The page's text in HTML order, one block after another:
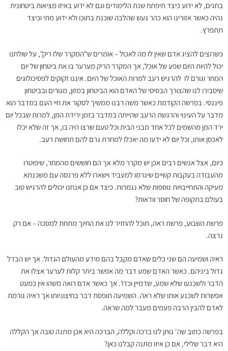
בחגים, לא ידוע כיצד תיפתח שנת הלימודים וגם לא ידוע באיזו מציאות ביטחונית
נהיה כאשר אזורינו הוא כהר געש שהלבה שוכנת בתוכו ולא ידוע מתי וכיצד
תתפרץ.
כשרוצים להציג אדם שאין לו מה לאכול – אומרים ש"המקרר שלו ריק", על שולחנו
יכול להיות היום שפע של אוכל, אך המקרר הריק מערער בו את ביטחון של יום
המחר וגורם לו להרגיש רעב למרות האוכל של היום. איננו זקוקים לפסיכולוגים
שיסבירו לנו שהצורך הבסיסי של האדם הוא הביטחון במזון, מגורים ובביטחון
פיננסי. בפרשה הקודמת כאשר משה רבנו ממשיך לסקור את חיי העם במדבר הוא
מדבר על העינוי והרגשת הרעב שהייתה במדבר בזמן ירידת המן, למרות שבכל יום
ירד המן מהשמים לכל אחד מבני הבית וכל טעם שרצו היה בו, אך זה שלא יכלו
לאכסן אותו, וכל יום לא ידעו מה יאכלו למחרת גרם להם תחושת רעב.
כיום, אצל אנשים רבים אכן יש מקרר מלא אך הם חוששים מהמחר, שיפוטרו
מהעבודה בעקבות קשיים שיגרמו למעביד וישארו ללא פרנסה עם משכנתא
מעיקה והתחייבויות נוספות שלא נגמרות. כיצד אם כן אנחנו יכולים להרגיש טוב
בעולם בתקופה של חוסר וודאות?
פרשת השבוע, פרשת ראה, תוכל להחזיר לנו את החיוך מתחת למסכה – אם רק
נרצה.
ראיה ושמיעה הם שני כלים שאדם מקבל בהם מידע מהעולם הגדול. אך יש הבדל
גדול ביניהם. כאשר האדם שמע דבר מה אפשר ביתר קלות לערער אצלו את
הדבר ולשכנעו שלא שמע, שדמיין וכדו'. אך כאשר אדם רואה משהו אין כמעט
אפשרות לשכנע אותו שלא ראה. השמיעה תופסת דבר בחיצוניותו אך ראיה גורמת
לאדם להבין הרבה פעמים מעבר למה שראה.
בפרשה כתוב שה' נותן לנו ברכה וקללה, הברכה היא אכן מתנה טובה אך הקללה
היא דבר שלילי, אם כן איזו מתנה קבלנו כאן?